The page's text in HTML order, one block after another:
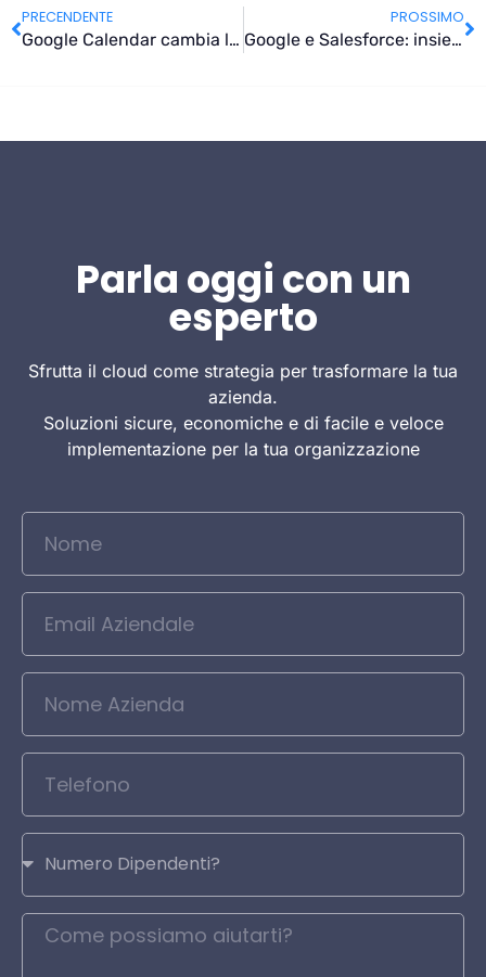
PRECENDENTE
Google Calendar cambia look sul web e introduce nuove funzionalità per il business
PROSSIMO
Google e Salesforce: insieme per portare la potenza del cloud alle aziende di tutto il mondo
Parla oggi con un
esperto
Sfrutta il cloud come strategia per trasformare la tua
azienda.
Soluzioni sicure, economiche e di facile e veloce
implementazione per la tua organizzazione